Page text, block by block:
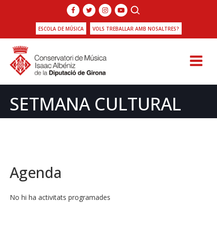
ESCOLA DE MÚSICA VOLS TREBALLAR AMB NOSALTRES?
SETMANA CULTURAL
Agenda
No hi ha activitats programades